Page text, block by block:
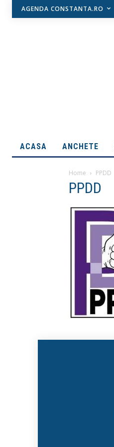
AGENDA CONSTANTA.RO
ACASA ANCHETE
Home PPDD
PPDD